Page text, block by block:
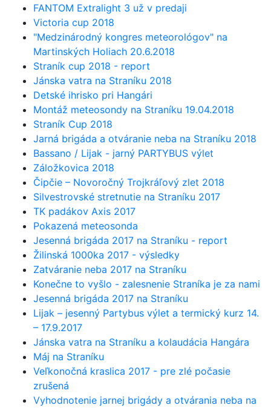
FANTOM Extralight 3 už v predaji
Victoria cup 2018
"Medzinárodný kongres meteorológov" na
Martinských Holiach 20.6.2018
Straník cup 2018 - report
Jánska vatra na Straníku 2018
Detské ihrisko pri Hangári
Montáž meteosondy na Straníku 19.04.2018
Straník Cup 2018
Jarná brigáda a otváranie neba na Straníku 2018
Bassano / Lijak - jarný PARTYBUS výlet
Záložkovica 2018
Čipčie – Novoročný Trojkráľový zlet 2018
Silvestrovské stretnutie na Straníku 2017
TK padákov Axis 2017
Pokazená meteosonda
Jesenná brigáda 2017 na Straníku - report
Žilinská 1000ka 2017 - výsledky
Zatváranie neba 2017 na Straníku
Konečne to vyšlo - zalesnenie Straníka je za nami
Jesenná brigáda 2017 na Straníku
Lijak – jesenný Partybus výlet a termický kurz 14.
– 17.9.2017
Jánska vatra na Straníku a kolaudácia Hangára
Máj na Straníku
Veľkonočná kraslica 2017 - pre zlé počasie
zrušená
Vyhodnotenie jarnej brigády a otvárania neba na